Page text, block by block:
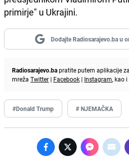
primirje" u Ukrajini.
Dodajte Radiosarajevo.ba u
Radiosarajevo.bapratite putem aplikacije za
mreža Twitter | Facebook | Instagram, kao
#Donald Trump # NJEMAČKA